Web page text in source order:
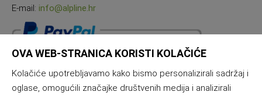
E-mail: info@alpline.hr
OVA WEB-STRANICA KORISTI KOLAČIĆE
Kolačiće upotrebljavamo kako bismo personalizirali sadržaj i
oglase, omogućili značajke društvenih medija i analizirali